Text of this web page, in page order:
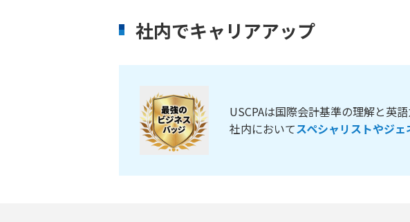
社内でキャリアアップ
USCPAは国際会計基準の理解と英
社内においてスペシャリストやジェ